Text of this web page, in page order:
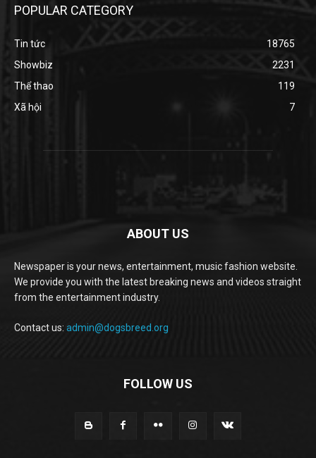
POPULAR CATEGORY
Tin tức
18765
Showbiz
2231
Thể thao
119
Xã hội
7
ABOUT US
Newspaper is your news, entertainment, music fashion website.
We provide you with the latest breaking news and videos straight
from the entertainment industry.
Contact us: admin@dogsbreed.org
FOLLOW US